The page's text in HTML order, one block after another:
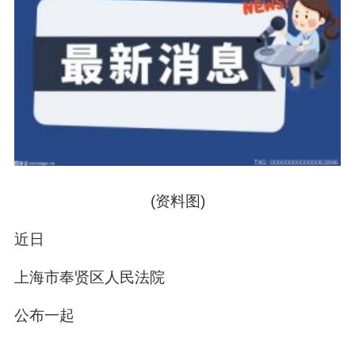
(资料图)
近日
上海市奉贤区人民法院
公布一起